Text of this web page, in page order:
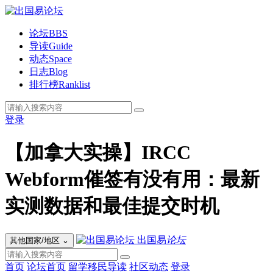
论坛BBS
导读Guide
动态Space
日志Blog
排行榜Ranklist
登录
【加拿大实操】IRCC
Webform催签有没有用：最新
实测数据和最佳提交时机
其他国家/地区 ⌄ 出国易论坛
首页 论坛首页 留学移民导读 社区动态 登录